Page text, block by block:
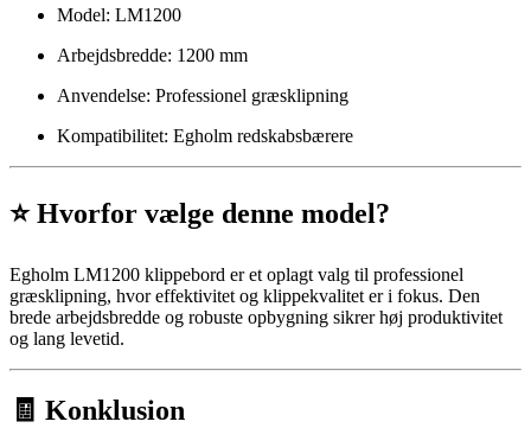
Model: LM1200
Arbejdsbredde: 1200 mm
Anvendelse: Professionel græsklipning
Kompatibilitet: Egholm redskabsbærere
⭐ Hvorfor vælge denne model?
Egholm LM1200 klippebord er et oplagt valg til professionel
græsklipning, hvor effektivitet og klippekvalitet er i fokus. Den
brede arbejdsbredde og robuste opbygning sikrer høj produktivitet
og lang levetid.
🧾 Konklusion